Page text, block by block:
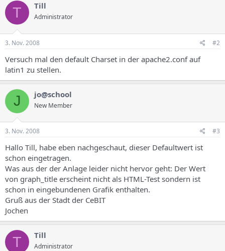
T Till
Administrator
3. Nov. 2008 #2
Versuch mal den default Charset in der apache2.conf auf
latin1 zu stellen.
J jo@school
New Member
3. Nov. 2008 #3
Hallo Till, habe eben nachgeschaut, dieser Defaultwert ist
schon eingetragen.
Was aus der der Anlage leider nicht hervor geht: Der Wert
von graph_title erscheint nicht als HTML-Test sondern ist
schon in eingebundenen Grafik enthalten.
Gruß aus der Stadt der CeBIT
Jochen
T Till
Administrator